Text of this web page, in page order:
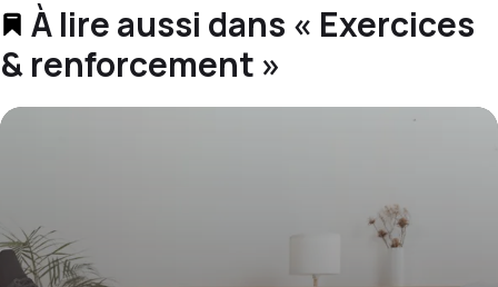
À lire aussi dans « Exercices
& renforcement »